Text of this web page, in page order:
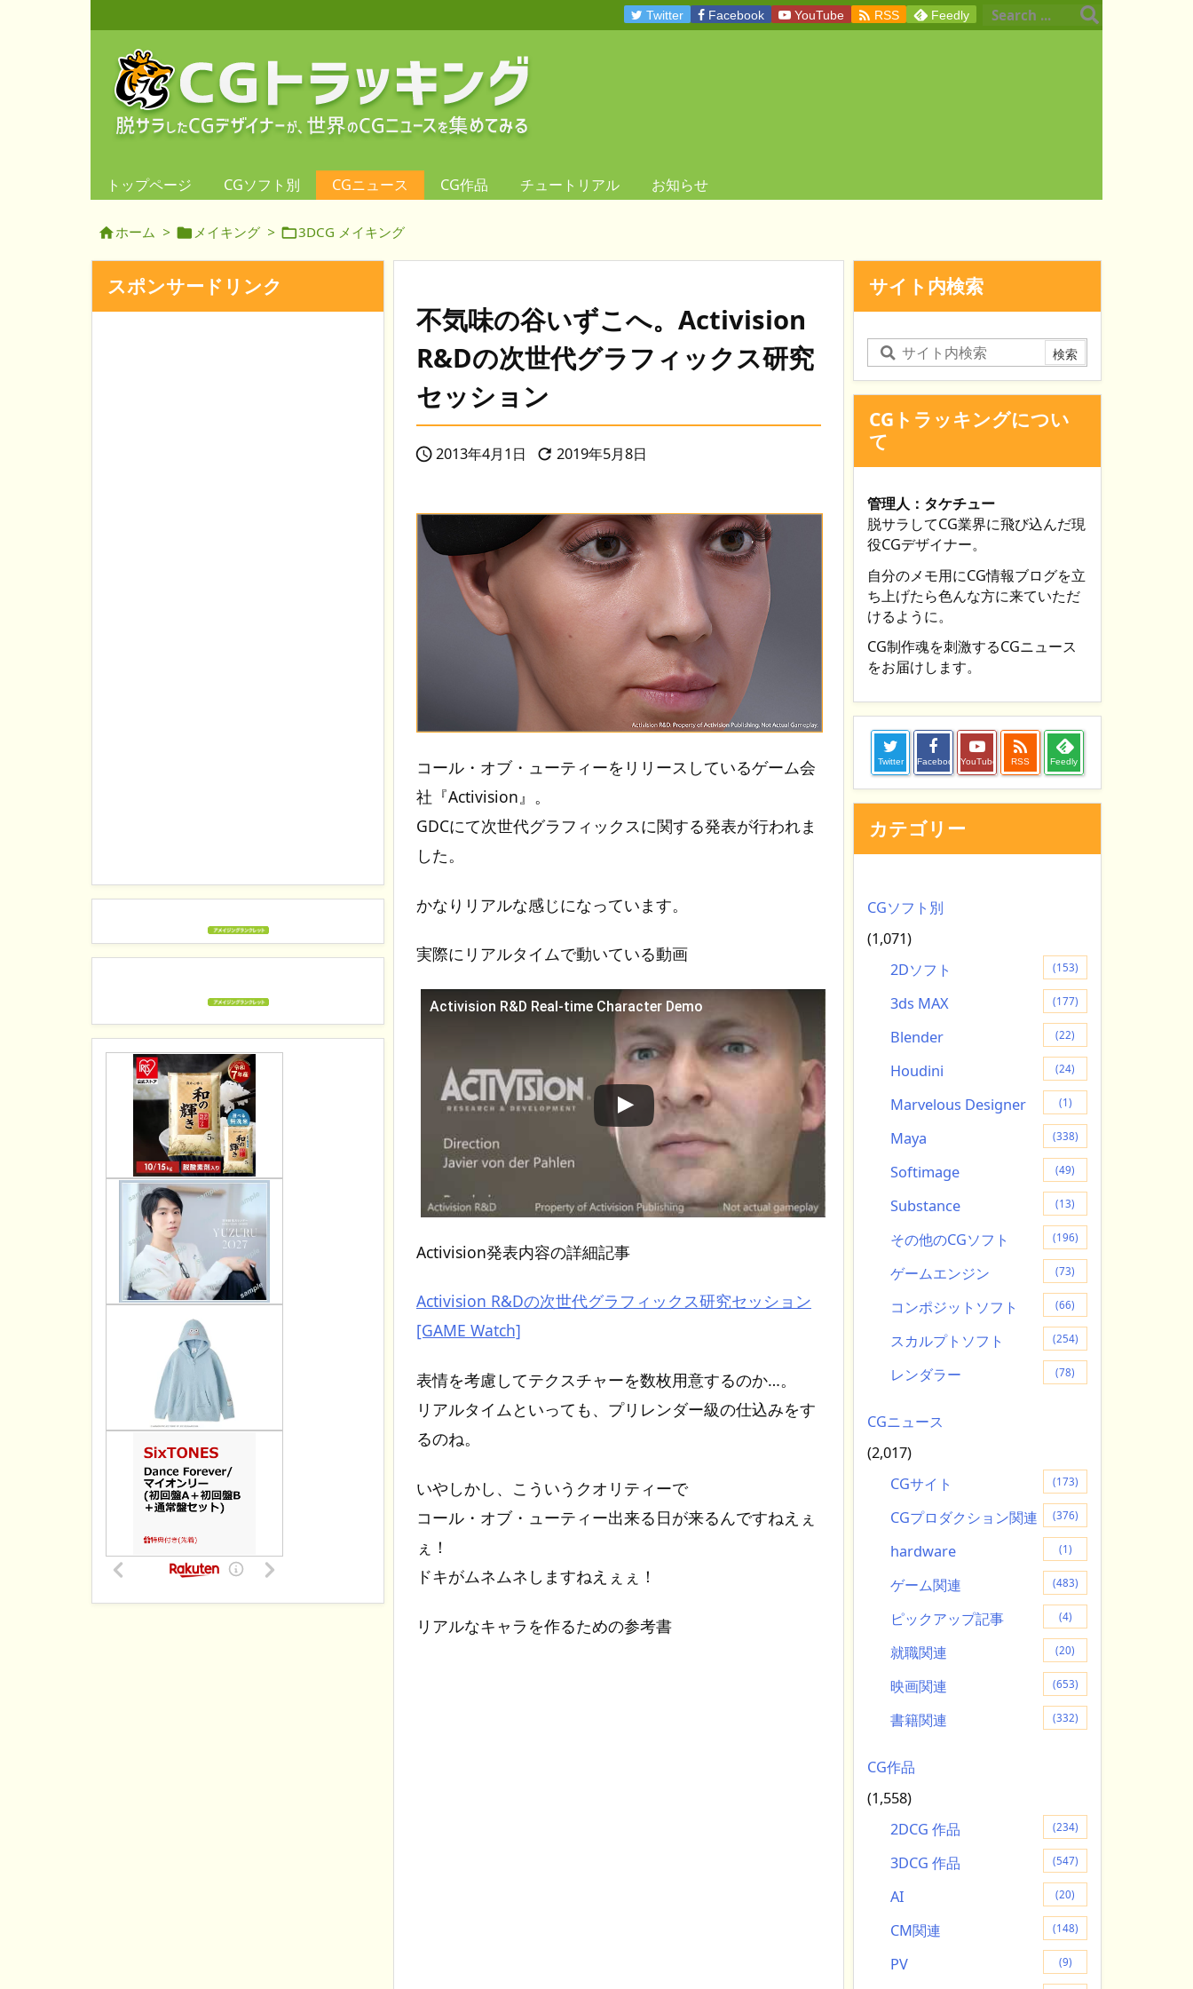
トップページ CGソフト別 CGニュース CG作品 チュートリアル お知らせ
Twitter Facebook YouTube  RSS Feedly
ホーム >  メイキング > 3DCG メイキング
不気味の谷いずこへ。Activision
R&Dの次世代グラフィックス研究
セッション
2013年4月1日  2019年5月8日
コール・オブ・ューティーをリリースしているゲーム会
社『Activision』。
GDCにて次世代グラフィックスに関する発表が行われま
した。
かなりリアルな感じになっています。
実際にリアルタイムで動いている動画
Activision R&D Real-time Character Demo
この動画を YouTube で視聴
Activision発表内容の詳細記事
Activision R&Dの次世代グラフィックス研究セッション
[GAME Watch]
表情を考慮してテクスチャーを数枚用意するのか…。
リアルタイムといっても、プリレンダー級の仕込みをす
るのね。
いやしかし、こういうクオリティーで
コール・オブ・ューティー出来る日が来るんですねえぇ
ぇ！
ドキがムネムネしますねえぇぇ！
リアルなキャラを作るための参考書
スポンサードリンク サイト内検索
CGトラッキングについ
て
管理人：タケチュー
脱サラしてCG業界に飛び込んだ現
役CGデザイナー。
自分のメモ用にCG情報ブログを立
ち上げたら色んな方に来ていただ
けるように。
CG制作魂を刺激するCGニュース
をお届けします。
Twitter Facebook YouTube

RSS Feedly
カテゴリー
CGソフト別
(1,071)
2Dソフト
(153)
3ds MAX (177)
Blender (22)
Houdini (24)
Marvelous Designer (1)
Maya (338)
Softimage (49)
Substance (13)
その他のCGソフト (196)
ゲームエンジン (73)
コンポジットソフト (66)
スカルプトソフト (254)
レンダラー (78)
CGニュース
(2,017)
CGサイト
(173)
CGプロダクション関連 (376)
hardware (1)
ゲーム関連 (483)
ピックアップ記事 (4)
就職関連 (20)
映画関連 (653)
書籍関連 (332)
CG作品
(1,558)
2DCG 作品
(234)
3DCG 作品 (547)
AI (20)
CM関連 (148)
PV (9)